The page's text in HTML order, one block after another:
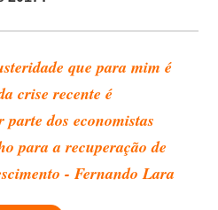
que para mim é
crise recente é
dos economistas
para a recuperação de
- Fernando Lara